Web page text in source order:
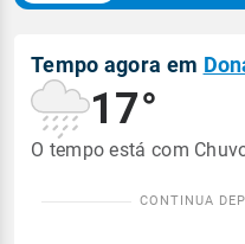
Tempo agora em
17°
O tempo está com